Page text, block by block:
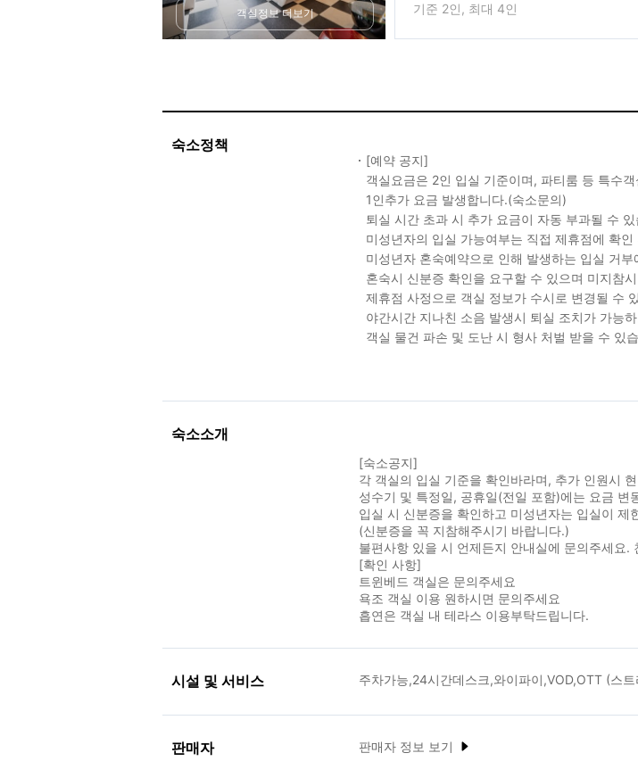
객실정보 더보기
기준 2인, 최대 4인
숙소정책
[예약 공지]
객실요금은 2인 입실 기준이며, 파티룸 등 특수
1인추가 요금 발생합니다.(숙소문의)
퇴실 시간 초과 시 추가 요금이 자동 부과될 수 있
미성년자의 입실 가능여부는 직접 제휴점에 확
미성년자 혼숙예약으로 인해 발생하는 입실 거
혼숙시 신분증 확인을 요구할 수 있으며 미지참
제휴점 사정으로 객실 정보가 수시로 변경될 수
야간시간 지나친 소음 발생시 퇴실 조치가 가능
객실 물건 파손 및 도난 시 형사 처벌 받을 수 있
숙소소개
[숙소공지]
각 객실의 입실 기준을 확인바라며, 추가 인원시
성수기 및 특정일, 공휴일(전일 포함)에는 요금 변
입실 시 신분증을 확인하고 미성년자는 입실이 제
(신분증을 꼭 지참해주시기 바랍니다.)
불편사항 있을 시 언제든지 안내실에 문의주세요.
[확인 사항]
트윈베드 객실은 문의주세요
욕조 객실 이용 원하시면 문의주세요
흡연은 객실 내 테라스 이용부탁드립니다.
시설 및 서비스 주차가능,24시간데스크,와이파이,VOD,OTT (스
판매자 판매자 정보 보기